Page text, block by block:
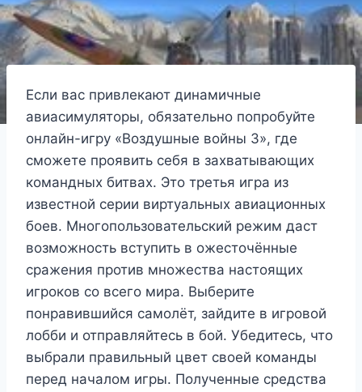
Если вас привлекают динамичные
авиасимуляторы, обязательно попробуйте
онлайн-игру «Воздушные войны 3», где
сможете проявить себя в захватывающих
командных битвах. Это третья игра из
известной серии виртуальных авиационных
боев. Многопользовательский режим даст
возможность вступить в ожесточённые
сражения против множества настоящих
игроков со всего мира. Выберите
понравившийся самолёт, зайдите в игровой
лобби и отправляйтесь в бой. Убедитесь, что
выбрали правильный цвет своей команды
перед началом игры. Полученные средства